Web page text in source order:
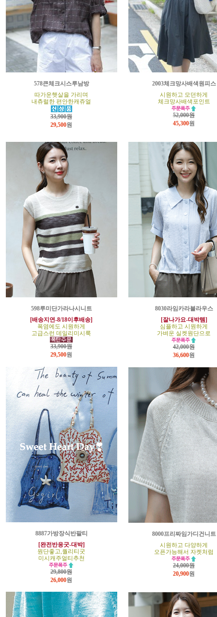
578큰체크시스루남방
따가운햇살을 가리며
내츄럴한 편안한캐쥬얼
33,900원
29,500원
2003체크망사배색원피스
시원하고 모던하게
체크망사배색포인트
52,000원
45,300원
598루미단가라나시니트
[배송지연-8/18이후배송]
폭염에도 시원하게
고급스런 데일리미시룩
33,900원
29,500원
8030라임카라블라우스
[잘나가요-대박템]
심플하고 시원하게
가벼운 실켓원단으로
42,000원
36,600원
8887가방장식반팔티
[완전반응굿-대박]
원단좋고,퀄리티굿
미시캐주얼티추천
29,800원
26,000원
8000프리짜임가디건니트
시원하고 다양하게
오픈가능해서 자켓처럼
24,000원
20,900원